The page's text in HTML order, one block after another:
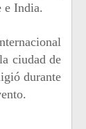
e India.
ciudad de
durante